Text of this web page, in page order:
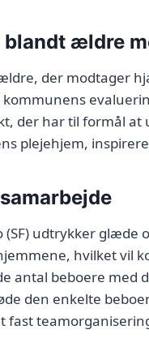
blandt ældre
der modtager
der har til formål at
plejehjem,
(SF) udtrykker
hvilket vil
antal beboere med
den enkelte
fast